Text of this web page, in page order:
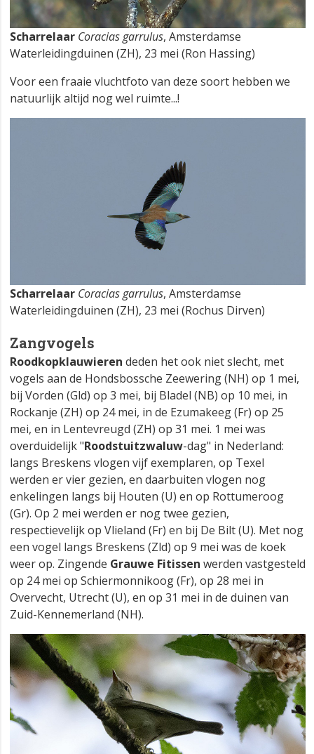
Scharrelaar Coracias garrulus, Amsterdamse
Waterleidingduinen (ZH), 23 mei (Ron Hassing)
Voor een fraaie vluchtfoto van deze soort hebben we
natuurlijk altijd nog wel ruimte...!
Scharrelaar Coracias garrulus, Amsterdamse
Waterleidingduinen (ZH), 23 mei (Rochus Dirven)
Zangvogels
Roodkopklauwieren deden het ook niet slecht, met
vogels aan de Hondsbossche Zeewering (NH) op 1 mei,
bij Vorden (Gld) op 3 mei, bij Bladel (NB) op 10 mei, in
Rockanje (ZH) op 24 mei, in de Ezumakeeg (Fr) op 25
mei, en in Lentevreugd (ZH) op 31 mei. 1 mei was
overduidelijk "Roodstuitzwaluw-dag" in Nederland:
langs Breskens vlogen vijf exemplaren, op Texel
werden er vier gezien, en daarbuiten vlogen nog
enkelingen langs bij Houten (U) en op Rottumeroog
(Gr). Op 2 mei werden er nog twee gezien,
respectievelijk op Vlieland (Fr) en bij De Bilt (U). Met nog
een vogel langs Breskens (Zld) op 9 mei was de koek
weer op. Zingende Grauwe Fitissen werden vastgesteld
op 24 mei op Schiermonnikoog (Fr), op 28 mei in
Overvecht, Utrecht (U), en op 31 mei in de duinen van
Zuid-Kennemerland (NH).